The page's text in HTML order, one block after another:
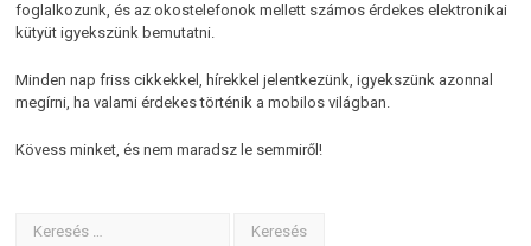
foglalkozunk, és az okostelefonok mellett számos érdekes elektronikai
kütyüt igyekszünk bemutatni.
Minden nap friss cikkekkel, hírekkel jelentkezünk, igyekszünk azonnal
megírni, ha valami érdekes történik a mobilos világban.
Kövess minket, és nem maradsz le semmiről!